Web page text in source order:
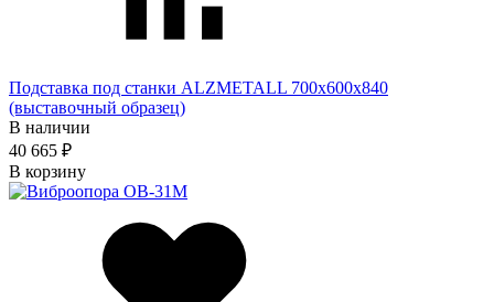
Подставка под станки ALZMETALL 700x600x840
(выставочный образец)
В наличии
40 665 ₽
В корзину